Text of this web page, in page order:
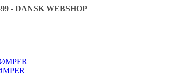
- DANSK WEBSHOP